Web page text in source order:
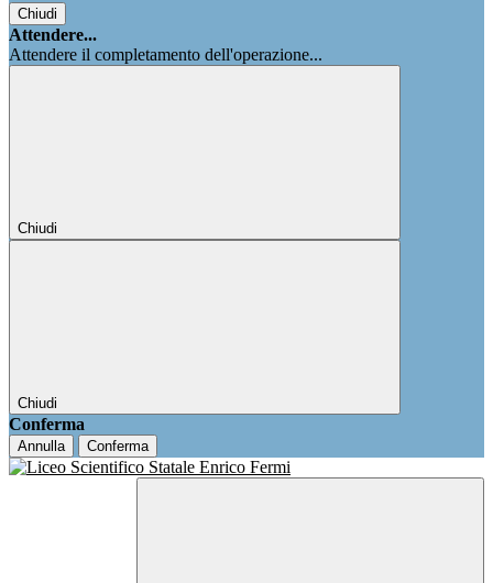
Chiudi
Attendere...
Attendere il completamento dell'operazione...
Chiudi
Chiudi
Conferma
Annulla Conferma